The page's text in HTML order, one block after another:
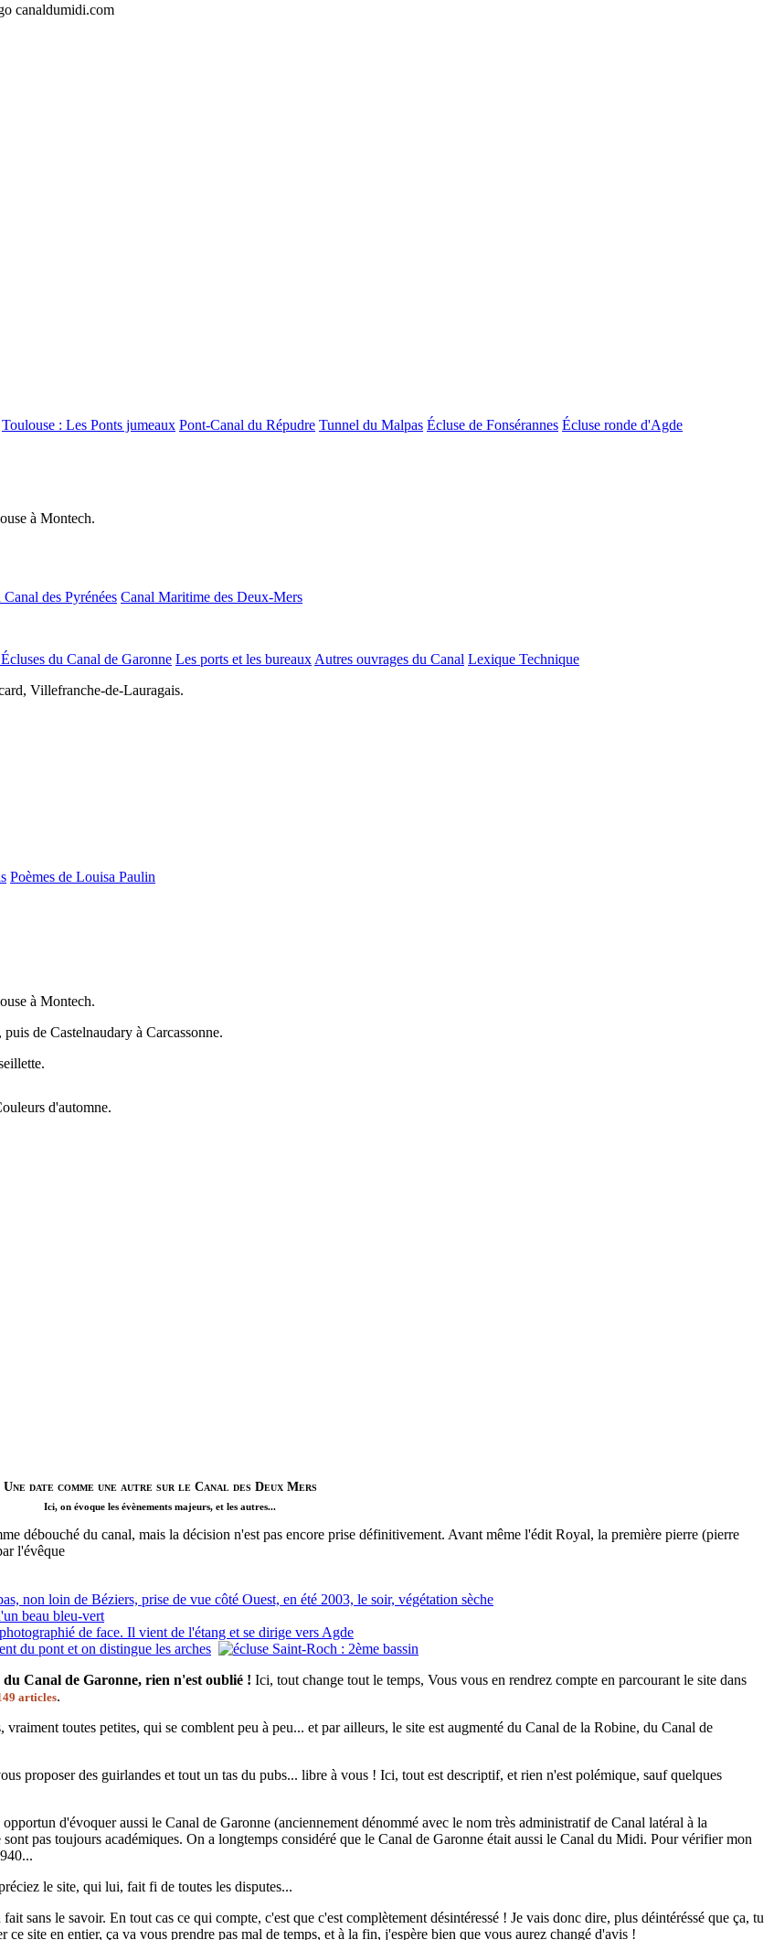
canaldumidi.com
Toulouse : Les Ponts jumeaux Pont-Canal du Répudre Tunnel du Malpas Écluse de Fonsérannes Écluse ronde d'Agde
à Montech.
des Pyrénées Canal Maritime des Deux-Mers
du Canal de Garonne Les ports et les bureaux Autres ouvrages du Canal Lexique Technique
Villefranche-de-Lauragais.
Poèmes de Louisa Paulin
à Montech.
de Castelnaudary à Carcassonne.
Une date comme une autre sur le Canal des Deux Mers
Ici, on évoque les évènements majeurs, et les autres...
débouché du canal, mais la décision n'est pas encore prise définitivement. Avant même l'édit Royal, la première pierre (pierre
l'évêque
Canal de Garonne, rien n'est oublié ! Ici, tout change tout le temps, Vous vous en rendrez compte en parcourant le site dans
articles.
toutes petites, qui se comblent peu à peu... et par ailleurs, le site est augmenté du Canal de la Robine, du Canal de
proposer des guirlandes et tout un tas du pubs... libre à vous ! Ici, tout est descriptif, et rien n'est polémique, sauf quelques
d'évoquer aussi le Canal de Garonne (anciennement dénommé avec le nom très administratif de Canal latéral à la
pas toujours académiques. On a longtemps considéré que le Canal de Garonne était aussi le Canal du Midi. Pour vérifier mon
le site, qui lui, fait fi de toutes les disputes...
sans le savoir. En tout cas ce qui compte, c'est que c'est complètement désintéressé ! Je vais donc dire, plus déintéréssé que ça, tu
site en entier, ça va vous prendre pas mal de temps, et à la fin, j'espère bien que vous aurez changé d'avis !